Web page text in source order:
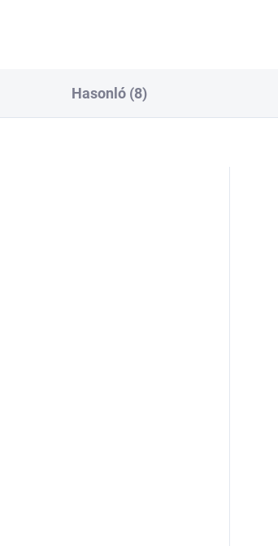
Hasonló (8)